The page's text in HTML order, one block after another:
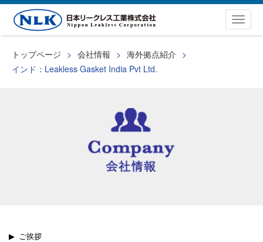
トップページ 会社情報
海外拠点紹介
インド：Leakless Gasket India Pvt Ltd.
ご挨拶